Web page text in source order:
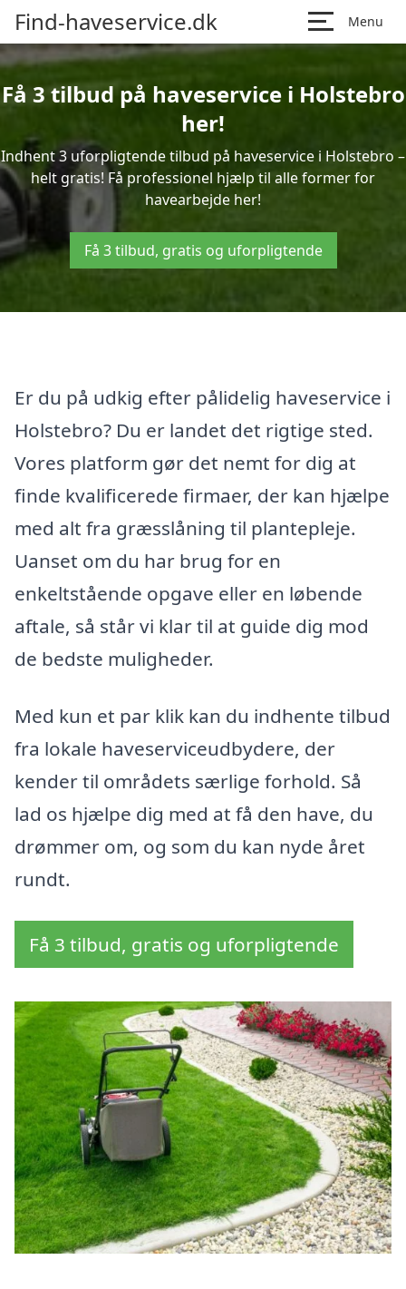
Find-haveservice.dk Menu
Få 3 tilbud på haveservice i Holstebro
her!
Indhent 3 uforpligtende tilbud på haveservice i Holstebro –
helt gratis! Få professionel hjælp til alle former for
havearbejde her!
Få 3 tilbud, gratis og uforpligtende
Er du på udkig efter pålidelig haveservice i
Holstebro? Du er landet det rigtige sted.
Vores platform gør det nemt for dig at
finde kvalificerede firmaer, der kan hjælpe
med alt fra græsslåning til plantepleje.
Uanset om du har brug for en
enkeltstående opgave eller en løbende
aftale, så står vi klar til at guide dig mod
de bedste muligheder.
Med kun et par klik kan du indhente tilbud
fra lokale haveserviceudbydere, der
kender til områdets særlige forhold. Så
lad os hjælpe dig med at få den have, du
drømmer om, og som du kan nyde året
rundt.
Få 3 tilbud, gratis og uforpligtende